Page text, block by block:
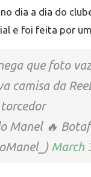
dia a dia do
e foi feita por
que foto
camisa da
Manel 🔥
March